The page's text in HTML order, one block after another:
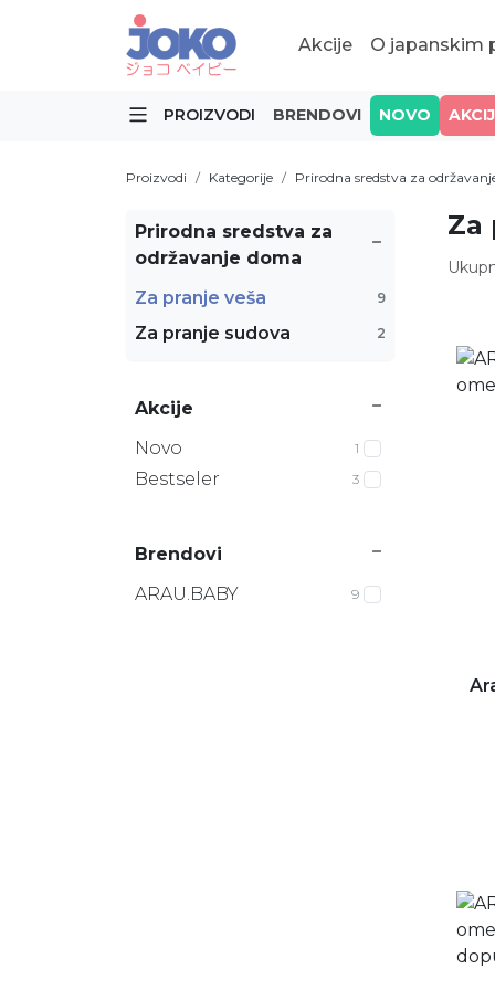
Akcije O japanskim
PROIZVODI BRENDOVI NOVO
Proizvodi Kategorije Prirodna sredstva za
Prirodna sredstva za
održavanje doma
Za pranje veša
9
Za pranje sudova 2
Akcije
Novo
1
Bestseler 3
Brendovi
ARAU.BABY
9
Za